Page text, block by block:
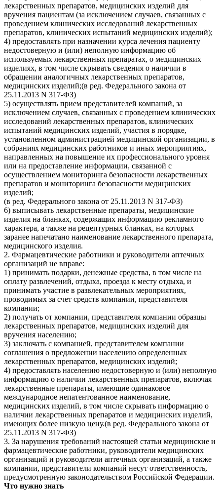
лекарственных препаратов, медицинских изделий для
вручения пациентам (за исключением случаев, связанных с
проведением клинических исследований лекарственных
препаратов, клинических испытаний медицинских изделий);
4) предоставлять при назначении курса лечения пациенту
недостоверную и (или) неполную информацию об
используемых лекарственных препаратах, о медицинских
изделиях, в том числе скрывать сведения о наличии в
обращении аналогичных лекарственных препаратов,
медицинских изделий;(в ред. Федерального закона от
25.11.2013 N 317-ФЗ)
5) осуществлять прием представителей компаний, за
исключением случаев, связанных с проведением клинических
исследований лекарственных препаратов, клинических
испытаний медицинских изделий, участия в порядке,
установленном администрацией медицинской организации, в
собраниях медицинских работников и иных мероприятиях,
направленных на повышение их профессионального уровня
или на предоставление информации, связанной с
осуществлением мониторинга безопасности лекарственных
препаратов и мониторинга безопасности медицинских
изделий;
(в ред. Федерального закона от 25.11.2013 N 317-ФЗ)
6) выписывать лекарственные препараты, медицинские
изделия на бланках, содержащих информацию рекламного
характера, а также на рецептурных бланках, на которых
заранее напечатано наименование лекарственного препарата,
медицинского изделия.
2. Фармацевтические работники и руководители аптечных
организаций не вправе:
1) принимать подарки, денежные средства, в том числе на
оплату развлечений, отдыха, проезда к месту отдыха, и
принимать участие в развлекательных мероприятиях,
проводимых за счет средств компании, представителя
компании;
2) получать от компании, представителя компании образцы
лекарственных препаратов, медицинских изделий для
вручения населению;
3) заключать с компанией, представителем компании
соглашения о предложении населению определенных
лекарственных препаратов, медицинских изделий;
4) предоставлять населению недостоверную и (или) неполную
информацию о наличии лекарственных препаратов, включая
лекарственные препараты, имеющие одинаковое
международное непатентованное наименование,
медицинских изделий, в том числе скрывать информацию о
наличии лекарственных препаратов и медицинских изделий,
имеющих более низкую цену.(в ред. Федерального закона от
25.11.2013 N 317-ФЗ)
3. За нарушения требований настоящей статьи медицинские и
фармацевтические работники, руководители медицинских
организаций и руководители аптечных организаций, а также
компании, представители компаний несут ответственность,
предусмотренную законодательством Российской Федерации.
Что нужно знать